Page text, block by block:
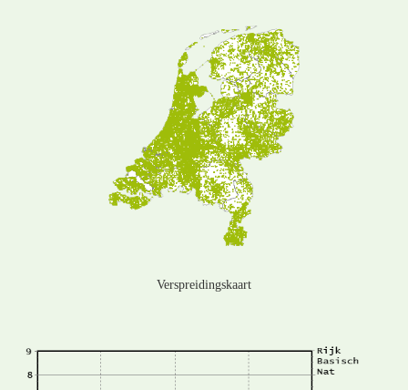
Verspreidingskaart